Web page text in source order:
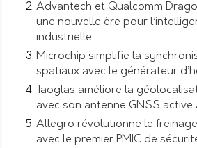
Advantech et Qualcomm
une nouvelle ère pour
industrielle
Microchip simplifie la
spatiaux avec le générateur
Taoglas améliore la
avec son antenne GNSS active
Allegro révolutionne le
avec le premier PMIC de